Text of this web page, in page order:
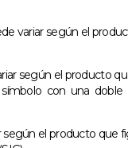
variar según el
según el producto
con una
el producto que